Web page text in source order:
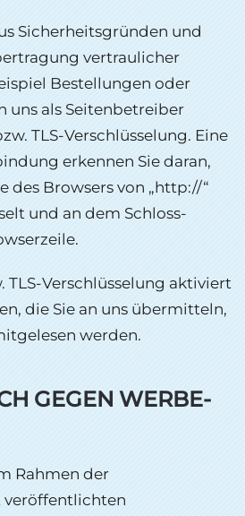
Sicherheitsgründen und
vertraulicher
Bestellungen oder
uns als Seitenbetreiber
TLS-Verschlüsselung. Eine
erkennen Sie daran,
des Browsers von „http://“
und an dem Schloss-
TLS-Verschlüsselung aktiviert
die Sie an uns übermitteln,
werden.
GEGEN WERBE-
Rahmen der
veröffentlichten